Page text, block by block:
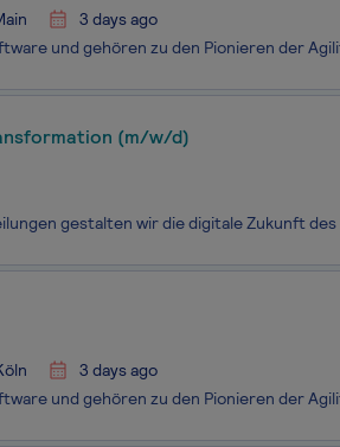
3 days ago
(m/w/d)
3 days ago